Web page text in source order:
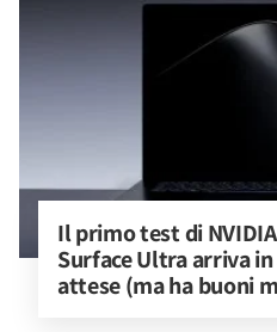
Il primo test di
Surface Ultra arriva
attese (ma ha buoni